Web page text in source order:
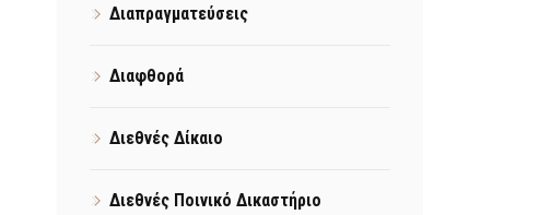
Διαπραγματεύσεις
Διαφθορά
Διεθνές Δίκαιο
Διεθνές Ποινικό Δικαστήριο